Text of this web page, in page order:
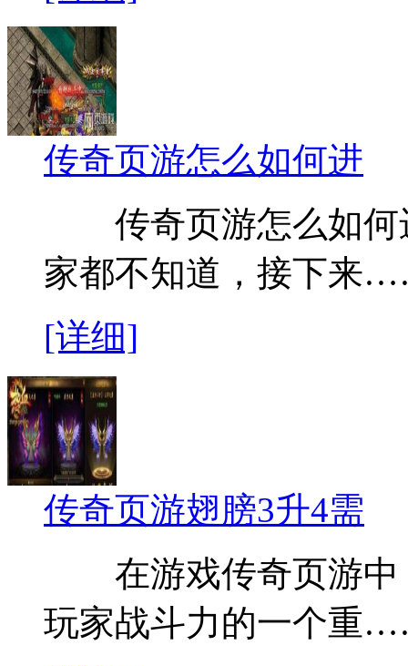
传奇页游怎么如何进
传奇页游怎么如何
家都不知道，接下来
[详细]
传奇页游翅膀3升4需
在游戏传奇页游中
玩家战斗力的一个重